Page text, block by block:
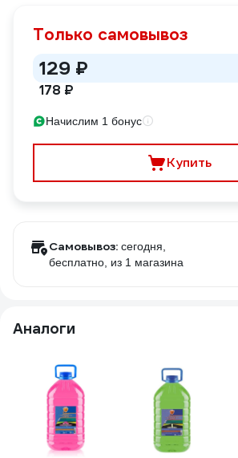
Только самовывоз
129 ₽
178 ₽
Начислим 1 бонус
Купить
Самовывоз: сегодня,
бесплатно , из 1 магазина
Аналоги